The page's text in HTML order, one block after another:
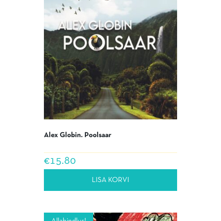
Alex Globin. Poolsaar
€15.80
LISA KORVI